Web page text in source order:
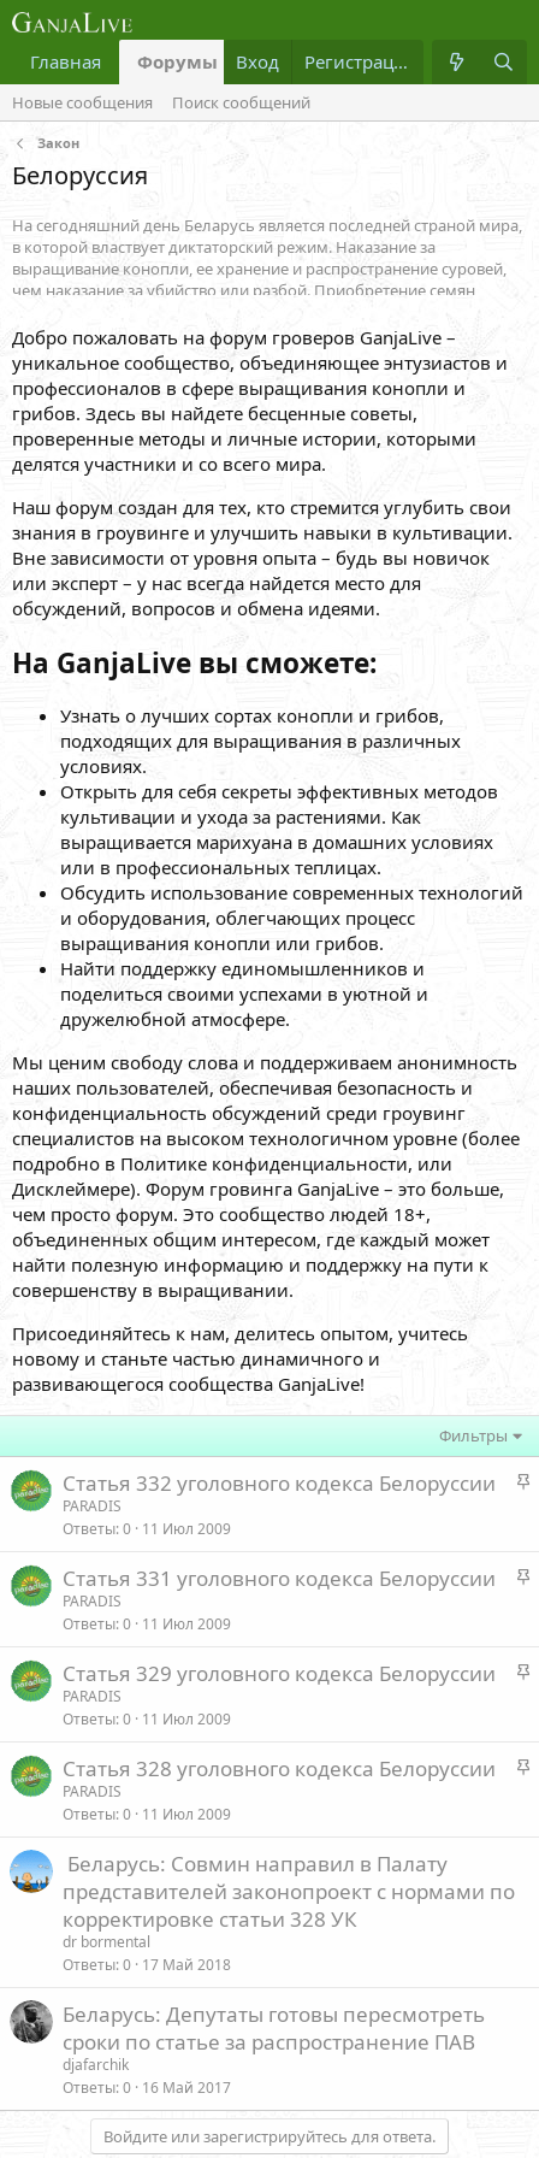
Главная Форумы Что нового? Медиа
Вход Регистрация
Новые сообщения Поиск сообщений
Закон
Белоруссия
На сегодняшний день Беларусь является последней страной мира,
в которой властвует диктаторский режим. Наказание за
выращивание конопли, ее хранение и распространение суровей,
чем наказание за убийство или разбой. Приобретение семян
аграрного государства как подготовка к выращиванию с целью
распространения. Такая позиция власть имущих создала
непростой правовой климат для любителей культивации
каннабиса и за последние два года надломила жизни более 10 000
людей, осужденных по наркотической статье. Множественные
протесты, петиции и откровенные "голодовки" протестующих не
убедили ни Национальное собрание, ни главу государства. В
законодательством, касающимся каннабиса. Гости форума смогут
узнать о последних изменениях в уголовном кодексе страны,
считающей себя центром Европы, а также пообщаться с
единомышленниками.
Добро пожаловать на форум гроверов GanjaLive –
уникальное сообщество, объединяющее энтузиастов и
профессионалов в сфере выращивания конопли и
грибов. Здесь вы найдете бесценные советы,
проверенные методы и личные истории, которыми
делятся участники и со всего мира.
Наш форум создан для тех, кто стремится углубить свои
знания в гроувинге и улучшить навыки в культивации.
Вне зависимости от уровня опыта – будь вы новичок
или эксперт – у нас всегда найдется место для
обсуждений, вопросов и обмена идеями.
На GanjaLive вы сможете:
Узнать о лучших сортах конопли и грибов,
подходящих для выращивания в различных
условиях.
Открыть для себя секреты эффективных методов
культивации и ухода за растениями. Как
выращивается марихуана в домашних условиях
или в профессиональных теплицах.
Обсудить использование современных технологий
и оборудования, облегчающих процесс
выращивания конопли или грибов.
Найти поддержку единомышленников и
поделиться своими успехами в уютной и
дружелюбной атмосфере.
Мы ценим свободу слова и поддерживаем анонимность
наших пользователей, обеспечивая безопасность и
конфиденциальность обсуждений среди гроувинг
специалистов на высоком технологичном уровне (более
подробно в Политике конфиденциальности, или
Дисклеймере). Форум гровинга GanjaLive – это больше,
чем просто форум. Это сообщество людей 18+,
объединенных общим интересом, где каждый может
найти полезную информацию и поддержку на пути к
совершенству в выращивании.
Присоединяйтесь к нам, делитесь опытом, учитесь
новому и станьте частью динамичного и
развивающегося сообщества GanjaLive!
Фильтры
З
е
н
Статья 332 уголовного кодекса Белоруссии
PARADIS
Ответы 0 11 Июл 2009
З
е
н
Статья 331 уголовного кодекса Белоруссии
PARADIS
Ответы 0 11 Июл 2009
З
е
Статья 329 уголовного кодекса Белоруссии
PARADIS
Ответы 0 11 Июл 2009
З
Статья 328 уголовного кодекса Белоруссии
PARADIS
Ответы 0 11 Июл 2009
Беларусь: Совмин направил в Палату
представителей законопроект с нормами по
корректировке статьи 328 УК
dr bormental
Ответы 0 17 Май 2018
Беларусь: Депутаты готовы пересмотреть
сроки по статье за распространение ПАВ
djafarchik
Ответы 0 16 Май 2017
Войдите или зарегистрируйтесь для ответа.